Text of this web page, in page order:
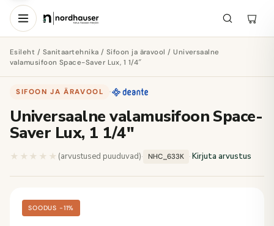
Esileht / Sanitaartehnika / Sifoon ja äravool / Universaalne
valamusifoon Space-Saver Lux, 1 1/4″
SIFOON JA ÄRAVOOL ·
Universaalne valamusifoon Space-
Saver Lux, 1 1/4″
★★★★★ ★★★★★
(arvustused puuduvad)· NHC_633K ·Kirjuta arvustus
SOODUS −11%